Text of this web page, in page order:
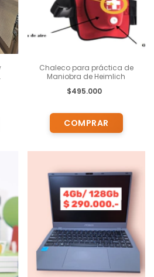
Chaleco para práctica de
Maniobra de Heimlich
$495.000